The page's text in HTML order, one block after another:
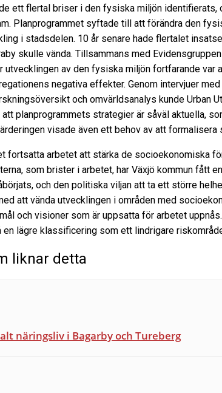
ett flertal briser i den fysiska miljön
Planprogrammet syftade till att förändra den
i stadsdelen. 10 år senare hade flertalet
skulle vända. Tillsammans med
av den fysiska miljön fortfarande
negativa effekter. Genom intervjuer
och omvärldsanalys kunde
planprogrammets strategier är såväl aktuella,
visade även ett behov av att
fortsatta arbetet att stärka de socioekonomiska
som brister i arbetet, har Växjö kommun fått
och den politiska viljan att ta ett större
att vända utvecklingen i områden med
och visioner som är uppsatta för arbetet
lägre klassificering som ett lindrigare
liknar detta
näringsliv i Bagarby och Tureberg